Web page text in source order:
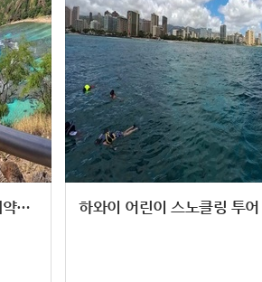
하나우마베이 스노클링 완벽 가이드: 예약부터 준비물까지